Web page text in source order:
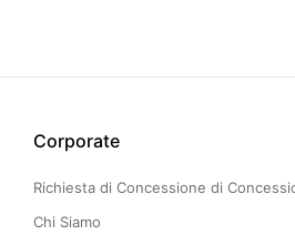
Corporate
Richiesta di Concessione di
Chi Siamo